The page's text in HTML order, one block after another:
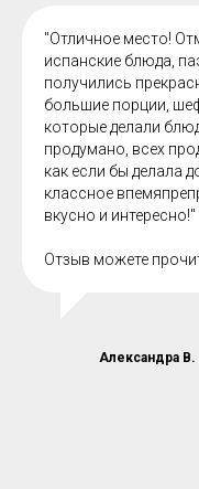
"Отличное место!
испанские блюда,
получились
большие порции,
которые делали
продумано, всех
как если бы делала
классное
вкусно и интересно!"
Отзыв можете
Александра В.